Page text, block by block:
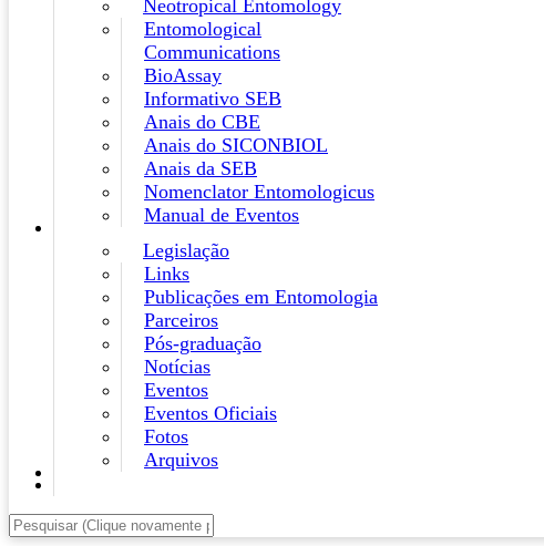
Neotropical Entomology
Entomological
Communications
BioAssay
Informativo SEB
Anais do CBE
Anais do SICONBIOL
Anais da SEB
Nomenclator Entomologicus
Manual de Eventos
Legislação
Links
Publicações em Entomologia
Parceiros
Pós-graduação
Notícias
Eventos
Eventos Oficiais
Fotos
Arquivos